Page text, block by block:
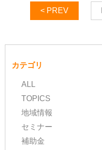
< PREV
カテゴリ
ALL
TOPICS
地域情報
セミナー
補助金